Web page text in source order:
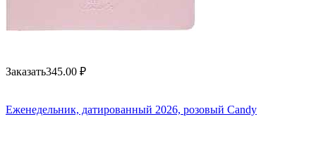
Заказать345.00 ₽
Еженедельник, датированный 2026, розовый Candy